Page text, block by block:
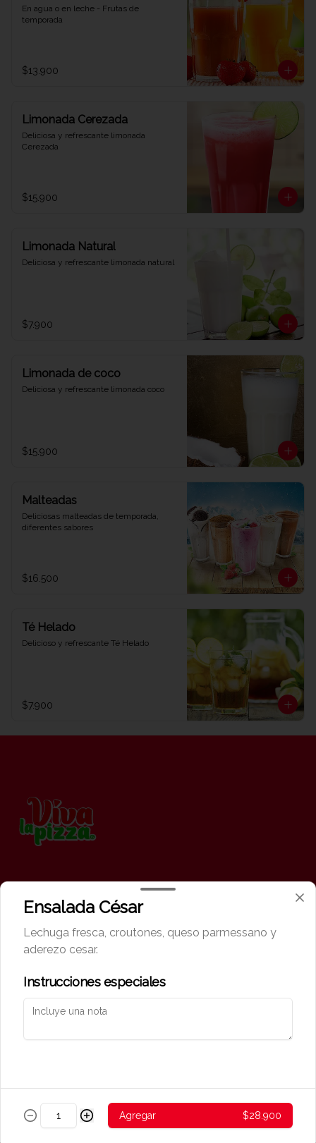
En agua o en leche - Frutas de
temporada
$13.900
Limonada Cerezada
Deliciosa y refrescante limonada
Cerezada
$15.900
Limonada Natural
Deliciosa y refrescante limonada natural
$7.900
Limonada de coco
Deliciosa y refrescante limonada coco
$15.900
Malteadas
Deliciosas malteadas de temporada,
diferentes sabores
$16.500
Té Helado
Delicioso y refrescante Té Helado
$7.900
Términos y condiciones
Redes sociales
Pedir
Iniciar sesión
Ensalada César
Lechuga fresca, croutones, queso parmessano y
aderezo cesar.
Instrucciones especiales
Agregar $28.900